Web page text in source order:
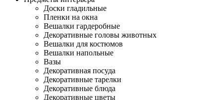
Доски гладильные
Пленки на окна
Вешалки гардеробные
Декоративные головы животных
Вешалки для костюмов
Вешалки напольные
Вазы
Декоративная посуда
Декоративные тарелки
Декоративные блюда
Декоративные цветы